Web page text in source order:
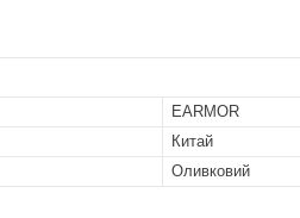
EARMOR
Китай
Оливковий